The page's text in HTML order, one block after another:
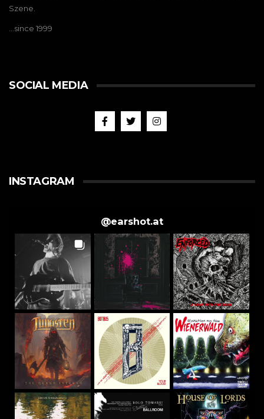
Szene.
…since 1999
SOCIAL MEDIA
INSTAGRAM
@earshot.at